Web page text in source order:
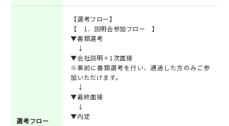
選考フロー
【選考フロー】
【 1．説明会参加フロー 】
▼書類選考
↓
▼会社説明＋1次面接
※事前に書類選考を行い、通過した方のみご参
加いただけます。
↓
▼最終面接
↓
▼内定